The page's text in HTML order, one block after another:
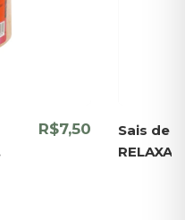
R$7,50
Sais de